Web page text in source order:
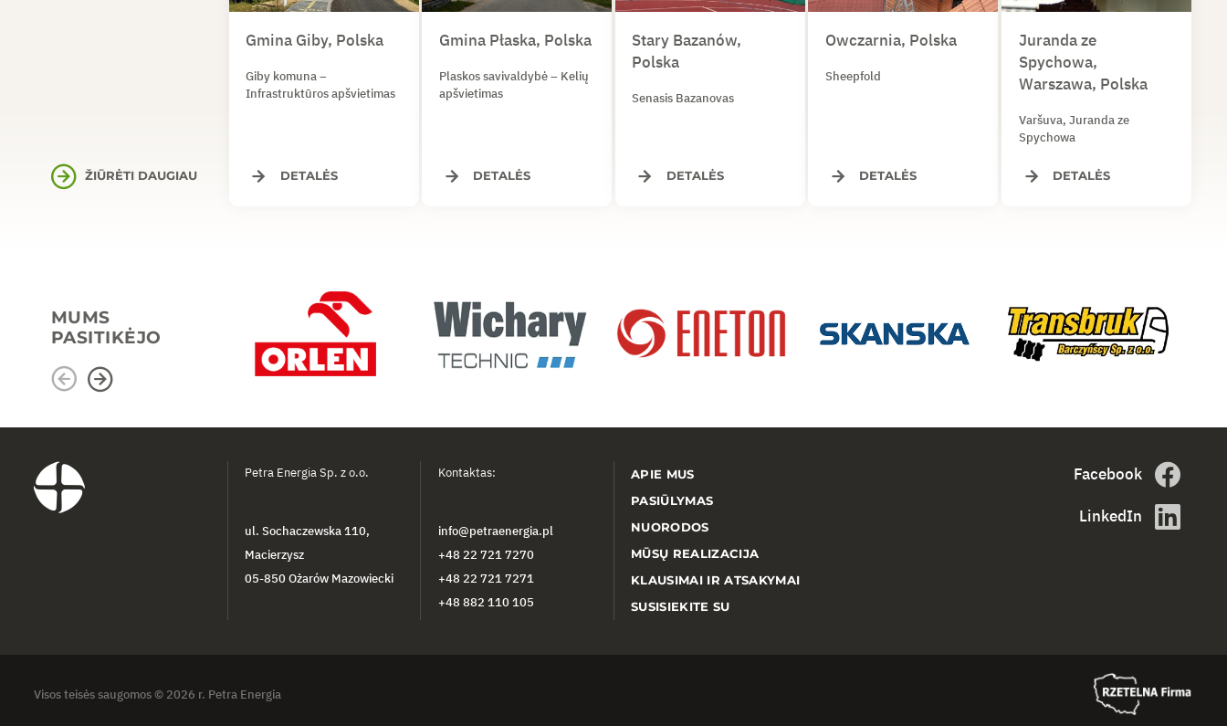
ŽIŪRĖTI DAUGIAU
Gmina Giby, Polska
Giby komuna –
Infrastruktūros apšvietimas
DETALĖS
Gmina Płaska, Polska
Plaskos savivaldybė – Kelių
apšvietimas
DETALĖS
Stary Bazanów,
Polska
Senasis Bazanovas
DETALĖS
Owczarnia, Polska
Sheepfold
DETALĖS
Juranda ze
Spychowa,
Warszawa, Polska
Varšuva, Juranda ze
Spychowa
DETALĖS
MUMS
PASITIKĖJO
Petra Energia Sp. z o.o.
ul. Sochaczewska 110,
Macierzysz
05-850 Ożarów Mazowiecki
Kontaktas:
info@petraenergia.pl
+48 22 721 7270
+48 22 721 7271
+48 882 110 105
APIE MUS
PASIŪLYMAS
NUORODOS
MŪSŲ REALIZACIJA
KLAUSIMAI IR ATSAKYMAI
SUSISIEKITE SU
Facebook
LinkedIn
Visos teisės saugomos © 2026 r. Petra Energia